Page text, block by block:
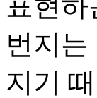
번지
지기